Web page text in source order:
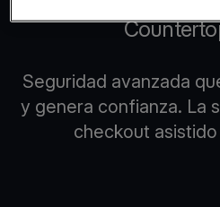
Seguridad avanzada
y genera confianza. La
checkout